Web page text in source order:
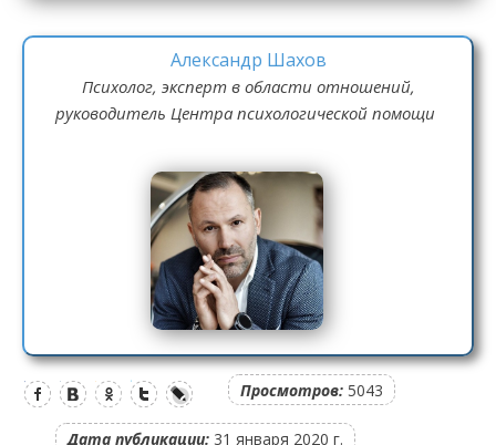
Александр Шахов
Психолог, эксперт в области отношений,
руководитель Центра психологической помощи
Просмотров: 5043
Дата публикации: 31 января 2020 г.